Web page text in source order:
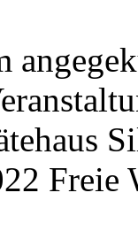
Freie